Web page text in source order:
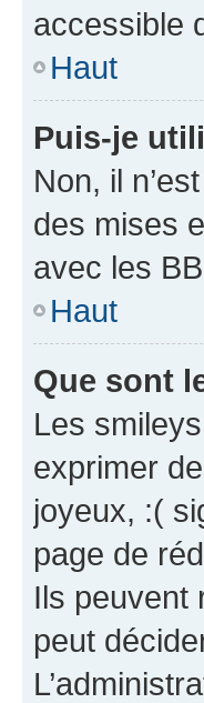
accessible
Haut
Puis-je
Non, il
des mises
avec les
Haut
Que sont
Les
exprimer
joyeux, :(
page de
Ils peuvent
peut